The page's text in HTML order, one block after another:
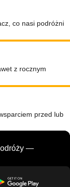
co nasi podróżni
z rocznym
przed lub
—